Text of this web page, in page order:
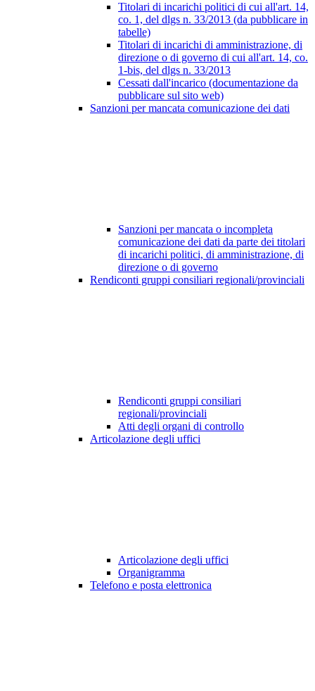
Titolari di incarichi politici di cui all'art. 14,
co. 1, del dlgs n. 33/2013 (da pubblicare in
tabelle)
Titolari di incarichi di amministrazione, di
direzione o di governo di cui all'art. 14, co.
1-bis, del dlgs n. 33/2013
Cessati dall'incarico (documentazione da
pubblicare sul sito web)
Sanzioni per mancata comunicazione dei dati
Sanzioni per mancata o incompleta
comunicazione dei dati da parte dei titolari
di incarichi politici, di amministrazione, di
direzione o di governo
Rendiconti gruppi consiliari regionali/provinciali
Rendiconti gruppi consiliari
regionali/provinciali
Atti degli organi di controllo
Articolazione degli uffici
Articolazione degli uffici
Organigramma
Telefono e posta elettronica